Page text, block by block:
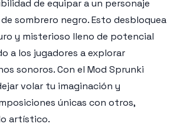
de equipar a un personaje
sombrero negro. Esto desbloquea
y misterioso lleno de potencial
a los jugadores a explorar
sonoros. Con el Mod Sprunki
volar tu imaginación y
únicas con otros,
artístico.